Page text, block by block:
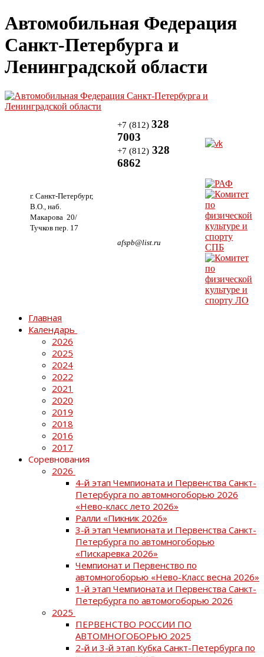
Автомобильная Федерация
Санкт-Петербурга и
Ленинградской области
г. Санкт-Петербург,
В.О., наб.
Макарова 20/
Тучков пер. 17
+7 (812) 328
7003
+7 (812) 328
6862
afspb@list.ru
Главная
Календарь
2026
2025
2024
2022
2021
2020
2019
2018
2016
2017
Соревнования
2026
4-й этап Чемпионата и Первенства Санкт-
Петербурга по автомногоборью 2026
«Нево-класс лето 2026»
Ралли «Пикник 2026»
3-й этап Чемпионата и Первенства Санкт-
Петербурга по автомногоборью
«Пискаревка 2026»
Чемпионат и Первенство по
автомногоборью «Нево-Класс весна 2026»
1-й этап Чемпионата и Первенства Санкт-
Петербурга по автомогоборью 2026
2025
ПЕРВЕНСТВО РОССИИ ПО
АВТОМНОГОБОРЬЮ 2025
2-й и 3-й этап Кубка Санкт-Петербурга по